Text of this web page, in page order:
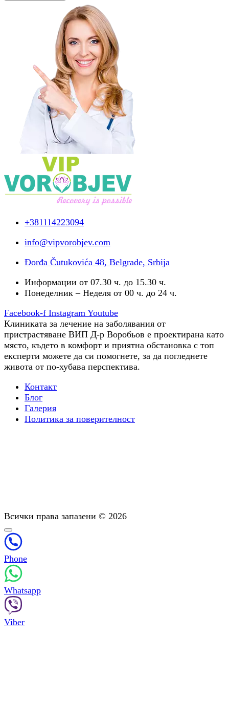
+381114223094
info@vipvorobjev.com
Đorđa Čutukovića 48, Belgrade, Srbija
Информации от 07.30 ч. до 15.30 ч.
Понеделник – Неделя от 00 ч. до 24 ч.
Facebook-f Instagram Youtube
Клиниката за лечение на заболявания от
пристрастяване ВИП Д-р Воробьов е проектирана като
място, където в комфорт и приятна обстановка с топ
експерти можете да си помогнете, за да погледнете
живота от по-хубава перспектива.
Контакт
Блог
Галерия
Политика за поверителност
Всички права запазени © 2026
Phone
Whatsapp
Viber